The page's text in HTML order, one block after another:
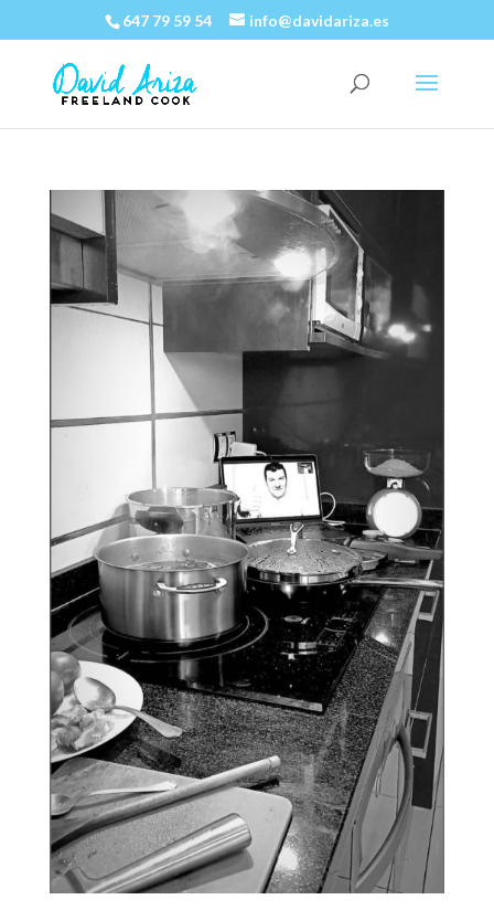
647 79 59 54 info@davidariza.es